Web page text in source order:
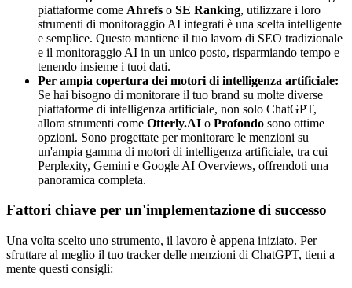
piattaforme come Ahrefs o SE Ranking, utilizzare i loro
strumenti di monitoraggio AI integrati è una scelta intelligente
e semplice. Questo mantiene il tuo lavoro di SEO tradizionale
e il monitoraggio AI in un unico posto, risparmiando tempo e
tenendo insieme i tuoi dati.
Per ampia copertura dei motori di intelligenza artificiale:
Se hai bisogno di monitorare il tuo brand su molte diverse
piattaforme di intelligenza artificiale, non solo ChatGPT,
allora strumenti come Otterly.AI o Profondo sono ottime
opzioni. Sono progettate per monitorare le menzioni su
un'ampia gamma di motori di intelligenza artificiale, tra cui
Perplexity, Gemini e Google AI Overviews, offrendoti una
panoramica completa.
Fattori chiave per un'implementazione di successo
Una volta scelto uno strumento, il lavoro è appena iniziato. Per
sfruttare al meglio il tuo tracker delle menzioni di ChatGPT, tieni a
mente questi consigli: